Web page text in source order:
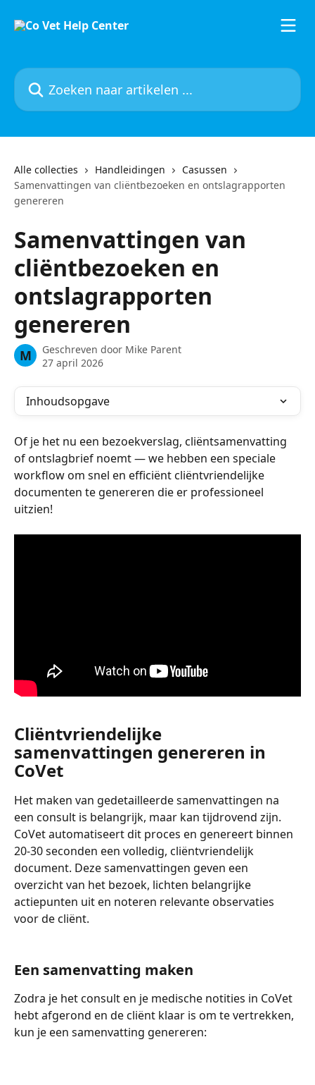
Zoeken naar artikelen ...
Alle collecties Handleidingen
Casussen
Samenvattingen van cliëntbezoeken en ontslagrapporten
genereren
Samenvattingen van
cliëntbezoeken en
ontslagrapporten
genereren
M Geschreven door Mike Parent
27 april 2026
Inhoudsopgave
Of je het nu een bezoekverslag, cliëntsamenvatting
of ontslagbrief noemt — we hebben een speciale
workflow om snel en efficiënt cliëntvriendelijke
documenten te genereren die er professioneel
uitzien!
Cliëntvriendelijke
samenvattingen genereren in
CoVet
Het maken van gedetailleerde samenvattingen na
een consult is belangrijk, maar kan tijdrovend zijn.
CoVet automatiseert dit proces en genereert binnen
20-30 seconden een volledig, cliëntvriendelijk
document. Deze samenvattingen geven een
overzicht van het bezoek, lichten belangrijke
actiepunten uit en noteren relevante observaties
voor de cliënt.
Een samenvatting maken
Zodra je het consult en je medische notities in CoVet
hebt afgerond en de cliënt klaar is om te vertrekken,
kun je een samenvatting genereren: